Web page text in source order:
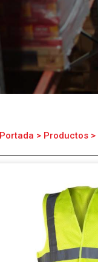
Portada > Productos>